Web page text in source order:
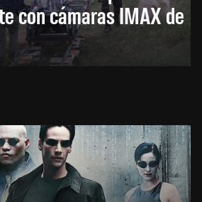
con cámaras IMAX de